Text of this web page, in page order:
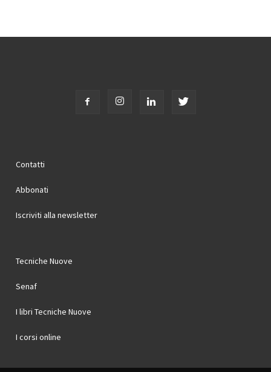
Contatti
Abbonati
Iscriviti alla newsletter
Tecniche Nuove
Senaf
I libri Tecniche Nuove
I corsi online